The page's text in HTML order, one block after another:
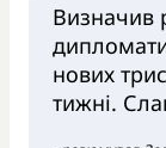
Визначив
нових
тижні.